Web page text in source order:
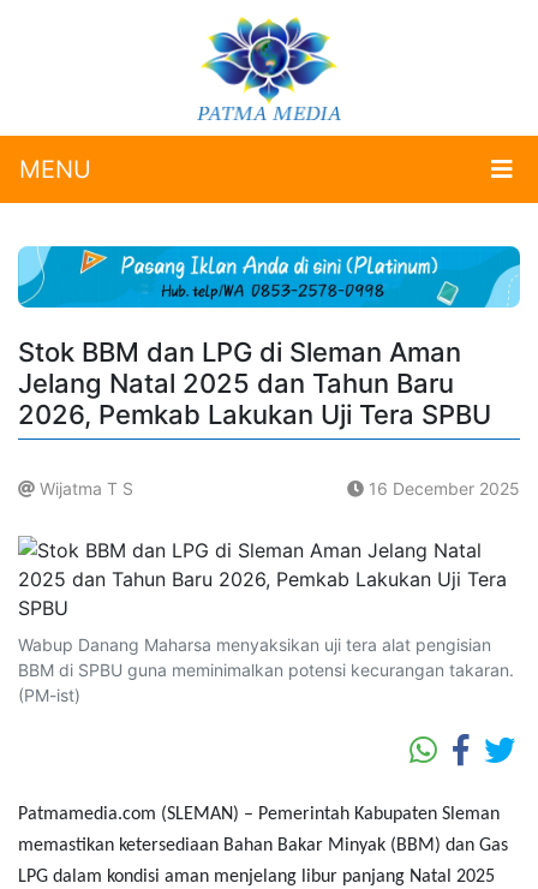
MENU
Stok BBM dan LPG di Sleman Aman
Jelang Natal 2025 dan Tahun Baru
2026, Pemkab Lakukan Uji Tera SPBU
Wijatma T S 16 December 2025
Wabup Danang Maharsa menyaksikan uji tera alat pengisian
BBM di SPBU guna meminimalkan potensi kecurangan takaran.
(PM-ist)
Patmamedia.com (SLEMAN) – Pemerintah Kabupaten Sleman
memastikan ketersediaan Bahan Bakar Minyak (BBM) dan Gas
LPG dalam kondisi aman menjelang libur panjang Natal 2025